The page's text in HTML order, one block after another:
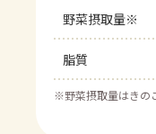
野菜摂取量※
脂質
※野菜摂取量はきの